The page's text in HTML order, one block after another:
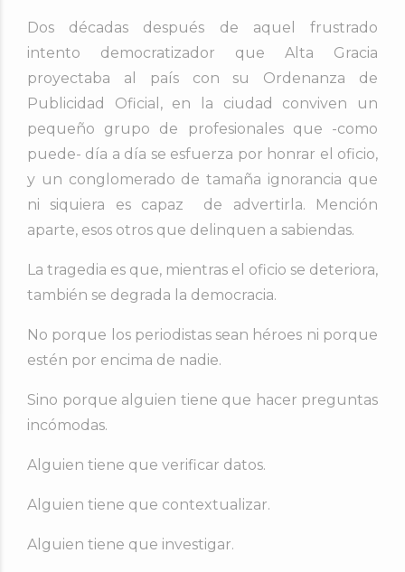
Dos décadas después de aquel frustrado
intento democratizador que Alta Gracia
proyectaba al país con su Ordenanza de
Publicidad Oficial, en la ciudad conviven un
pequeño grupo de profesionales que -como
puede- día a día se esfuerza por honrar el oficio,
y un conglomerado de tamaña ignorancia que
ni siquiera es capaz de advertirla. Mención
aparte, esos otros que delinquen a sabiendas.
La tragedia es que, mientras el oficio se deteriora,
también se degrada la democracia.
No porque los periodistas sean héroes ni porque
estén por encima de nadie.
Sino porque alguien tiene que hacer preguntas
incómodas.
Alguien tiene que verificar datos.
Alguien tiene que contextualizar.
Alguien tiene que investigar.